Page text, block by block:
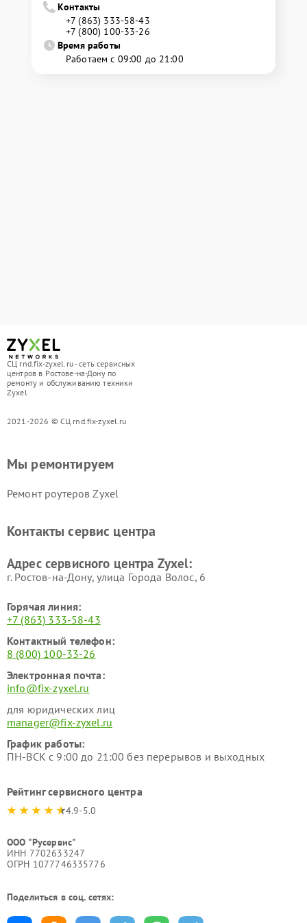
Контакты
+7 (863) 333-58-43
+7 (800) 100-33-26
Время работы
Работаем с 09:00 до 21:00
СЦ rnd.fix-zyxel.ru - сеть сервисных
центров в Ростове-на-Дону по
ремонту и обслуживанию техники
Zyxel
2021-2026 © СЦ rnd.fix-zyxel.ru
Мы ремонтируем
Ремонт роутеров Zyxel
Контакты сервис центра
Адрес сервисного центра Zyxel:
г. Ростов-на-Дону, улица Города Волос, 6
Горячая линия:
+7 (863) 333-58-43
Контактный телефон:
8 (800) 100-33-26
Электронная почта:
info@fix-zyxel.ru
для юридических лиц
manager@fix-zyxel.ru
График работы:
ПН-ВСК с 9:00 до 21:00 без перерывов и выходных
Рейтинг сервисного центра
4.9-5.0
ООО "Русервис"
ИНН 7702633247
ОГРН 1077746335776
Поделиться в соц. сетях: